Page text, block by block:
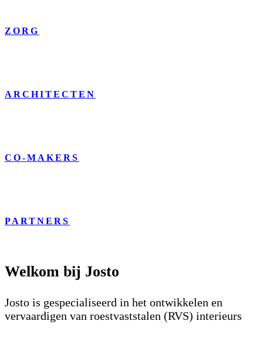
ZORG
ARCHITECTEN
CO-MAKERS
PARTNERS
Welkom bij Josto
Josto is gespecialiseerd in het ontwikkelen en
vervaardigen van roestvaststalen (RVS) interieurs